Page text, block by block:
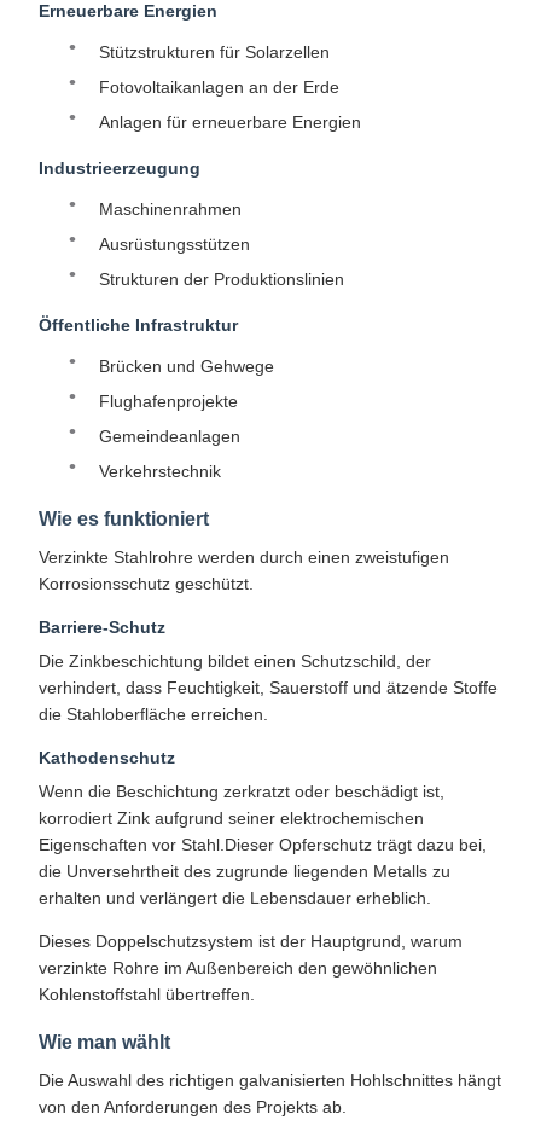
Erneuerbare Energien
Stützstrukturen für Solarzellen
Fotovoltaikanlagen an der Erde
Anlagen für erneuerbare Energien
Industrieerzeugung
Maschinenrahmen
Ausrüstungsstützen
Strukturen der Produktionslinien
Öffentliche Infrastruktur
Brücken und Gehwege
Flughafenprojekte
Gemeindeanlagen
Verkehrstechnik
Wie es funktioniert
Verzinkte Stahlrohre werden durch einen zweistufigen
Korrosionsschutz geschützt.
Barriere-Schutz
Die Zinkbeschichtung bildet einen Schutzschild, der
verhindert, dass Feuchtigkeit, Sauerstoff und ätzende Stoffe
die Stahloberfläche erreichen.
Kathodenschutz
Wenn die Beschichtung zerkratzt oder beschädigt ist,
korrodiert Zink aufgrund seiner elektrochemischen
Eigenschaften vor Stahl.Dieser Opferschutz trägt dazu bei,
die Unversehrtheit des zugrunde liegenden Metalls zu
erhalten und verlängert die Lebensdauer erheblich.
Dieses Doppelschutzsystem ist der Hauptgrund, warum
verzinkte Rohre im Außenbereich den gewöhnlichen
Kohlenstoffstahl übertreffen.
Wie man wählt
Die Auswahl des richtigen galvanisierten Hohlschnittes hängt
von den Anforderungen des Projekts ab.